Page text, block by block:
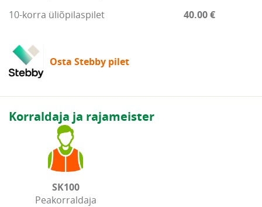
10-korra üliõpilaspilet
40.00 €
Osta Stebby pilet
Korraldaja ja rajameister
SK100
Peakorraldaja